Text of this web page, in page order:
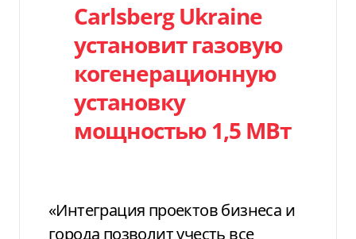
Carlsberg Ukraine
установит газовую
когенерационную
установку
мощностью 1,5 МВт
«Интеграция проектов бизнеса и
города позволит учесть все